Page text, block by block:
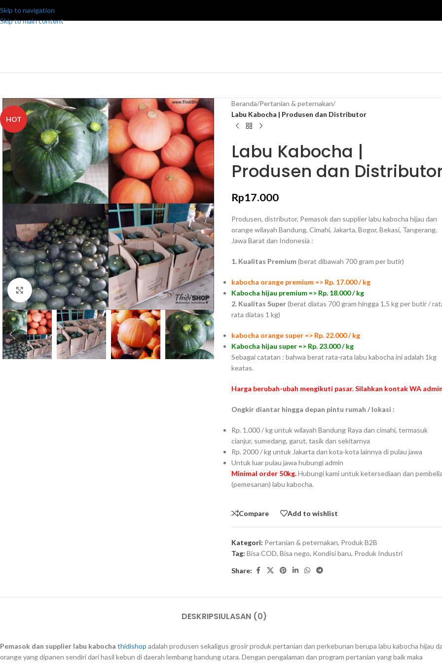
Skip to navigation
Skip to main content
HOT
Click to enlarge
Beranda/Pertanian & peternakan/
Labu Kabocha | Produsen dan Distributor
Labu Kabocha |
Produsen dan
Rp17.000
Produsen, distributor, Pemasok dan supplier labu kabocha hijau dan
orange wilayah Bandung, Cimahi, Jakarta, Bogor, Bekasi, Tangerang,
Jawa Barat dan Indonesia :
1. Kualitas Premium(berat dibawah 700 gram per butir)
kabocha orange premium => Rp. 17.000 / kg
Kabocha hijau premium => Rp. 18.000 / kg
2. Kualitas Super(berat diatas 700 gram hingga 1,5 kg per butir /
rata diatas 1 kg)
kabocha orange super => Rp. 22.000 / kg
Kabocha hijau super => Rp. 23.000 / kg
Sebagai catatan : bahwa berat rata-rata labu kabocha ini adalah 1kg
keatas.
Harga berubah-ubah mengikuti pasar. Silahkan kontak WA
Ongkir diantar hingga depan pintu rumah / lokasi :
Rp. 1.000 / kg untuk wilayah Bandung Raya dan cimahi, termasuk
cianjur, sumedang, garut, tasik dan sekitarnya
Rp. 2000 / kg untuk Jakarta dan kota-kota lainnya di pulau jawa
Untuk luar pulau jawa hubungi admin
Minimal order 50kg.Hubungi kami untuk ketersediaan dan
(pemesanan) labu kabocha.
Compare Add to wishlist
Kategori: Pertanian & peternakan, Produk B2B
Tag: Bisa COD, Bisa nego, Kondisi baru, Produk Industri
Share:
DESKRIPSIULASAN (0)
Pemasok dan supplier labu kabocha thidishop adalah produsen sekaligus grosir produk pertanian dan perkebunan berupa labu kabocha hijau
orange yang dipanen sendiri dari hasil kebun di daerah lembang bandung utara. Dengan pengalaman dan program pertanian yang baik maka